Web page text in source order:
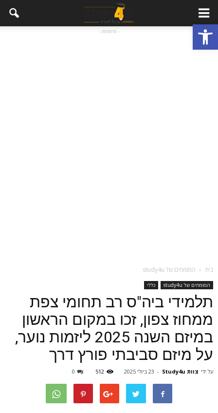
פתח סרגל נגישות - פרסומת -
בית המומחים של study4u
המומחים של study4u כללי
תלמידי ביה"ס רב תחומי צפת
ממחוז צפון, זכו במקום הראשון
במיזם השנה 2025 ליזמות נוער,
על מיזם סביבתי פורץ דרך
על ידי צוות Study4u - 23 ביולי 2025 512
0